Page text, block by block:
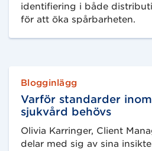
identifiering i både
för att öka spårbarheten.
Blogginlägg
Varför standarder
sjukvård behövs
Olivia Karringer, Client
delar med sig av sina